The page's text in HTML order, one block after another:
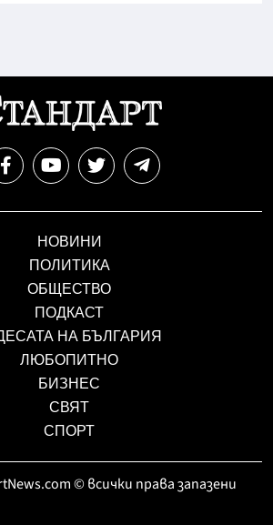
НОВИНИ
ПОЛИТИКА
ОБЩЕСТВО
ПОДКАСТ
НА БЪЛГАРИЯ
ЛЮБОПИТНО
БИЗНЕС
СВЯТ
СПОРТ
© всички права запазени